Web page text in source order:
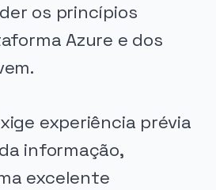
os princípios
Azure e dos
experiência prévia
informação,
excelente